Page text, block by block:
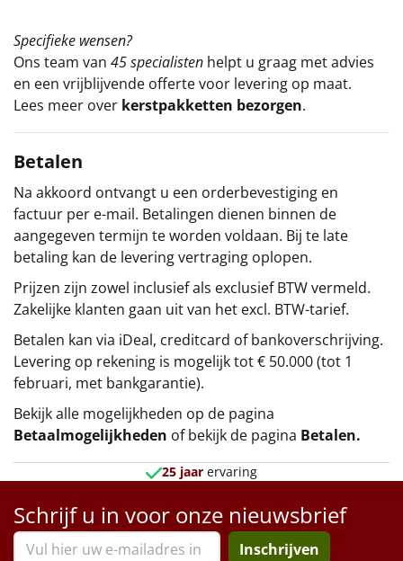
Specifieke wensen?
Ons team van 45 specialisten helpt u graag met advies
en een vrijblijvende offerte voor levering op maat.
Lees meer over kerstpakketten bezorgen.
Betalen
Na akkoord ontvangt u een orderbevestiging en
factuur per e-mail. Betalingen dienen binnen de
aangegeven termijn te worden voldaan. Bij te late
betaling kan de levering vertraging oplopen.
Prijzen zijn zowel inclusief als exclusief BTW vermeld.
Zakelijke klanten gaan uit van het excl. BTW-tarief.
Betalen kan via iDeal, creditcard of bankoverschrijving.
Levering op rekening is mogelijk tot € 50.000 (tot 1
februari, met bankgarantie).
Bekijk alle mogelijkheden op de pagina
Betaalmogelijkheden of bekijk de pagina Betalen.
25 jaar ervaring
Schrijf u in voor onze nieuwsbrief
Inschrijven